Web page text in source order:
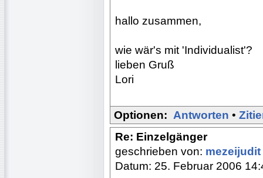
hallo zusammen,
wie wär's mit 'Individualist'?
lieben Gruß
Lori
Optionen: Antworten •
Re: Einzelgänger
geschrieben von: mezeijudit
Datum: 25. Februar 2006